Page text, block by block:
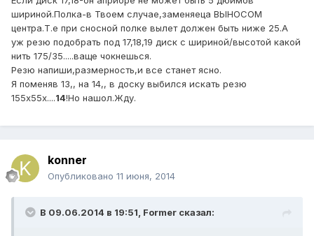
шириной.Полка-в Твоем случае,заменяеца ВЫНОСОМ
центра.Т.е при сносной полке вылет должен быть ниже 25.А
уж резю подобрать под 17,18,19 диск с шириной/высотой какой
нить 175/35.....ваще чокнешься.
Резю напиши,размерность,и все станет ясно.
Я поменяв 13,, на 14,, в доску выбился искать резю
155х55х....14!Но нашол.Жду.
konner
Опубликовано 11 июня, 2014
В 09.06.2014 в 19:51, Former сказал: